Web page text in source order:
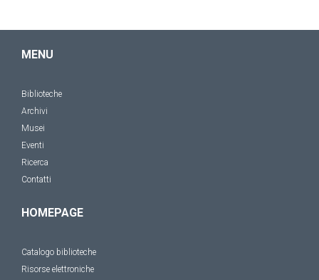
MENU
Biblioteche
Archivi
Musei
Eventi
Ricerca
Contatti
HOMEPAGE
Catalogo biblioteche
Risorse elettroniche